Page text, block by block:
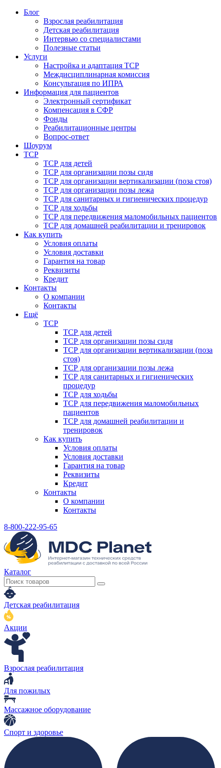
Блог
Взрослая реабилитация
Детская реабилитация
Интервью со специалистами
Полезные статьи
Услуги
Настройка и адаптация ТСР
Междисциплинарная комиссия
Консультация по ИПРА
Информация для пациентов
Электронный сертификат
Компенсация в СФР
Фонды
Реабилитационные центры
Вопрос-ответ
Шоурум
ТСР
ТСР для детей
ТСР для организации позы сидя
ТСР для организации вертикализации (поза стоя)
ТСР для организации позы лежа
ТСР для санитарных и гигиенических процедур
ТСР для ходьбы
ТСР для передвижения маломобильных пациентов
ТСР для домашней реабилитации и тренировок
Как купить
Условия оплаты
Условия доставки
Гарантия на товар
Реквизиты
Кредит
Контакты
О компании
Контакты
Ещё
ТСР
ТСР для детей
ТСР для организации позы сидя
ТСР для организации вертикализации (поза
стоя)
ТСР для организации позы лежа
ТСР для санитарных и гигиенических
процедур
ТСР для ходьбы
ТСР для передвижения маломобильных
пациентов
ТСР для домашней реабилитации и
тренировок
Как купить
Условия оплаты
Условия доставки
Гарантия на товар
Реквизиты
Кредит
Контакты
О компании
Контакты
8-800-222-95-65
Каталог
Детская реабилитация
Акции
Взрослая реабилитация
Для пожилых
Массажное оборудование
Спорт и здоровье